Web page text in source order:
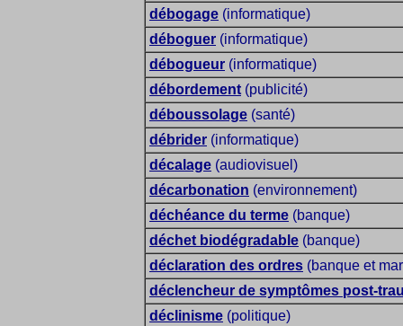
débogage (informatique)
déboguer (informatique)
débogueur (informatique)
débordement (publicité)
déboussolage (santé)
débrider (informatique)
décalage (audiovisuel)
décarbonation (environnement)
déchéance du terme (banque)
déchet biodégradable (banque)
déclaration des ordres (banque et
déclencheur de symptômes post-
déclinisme (politique)